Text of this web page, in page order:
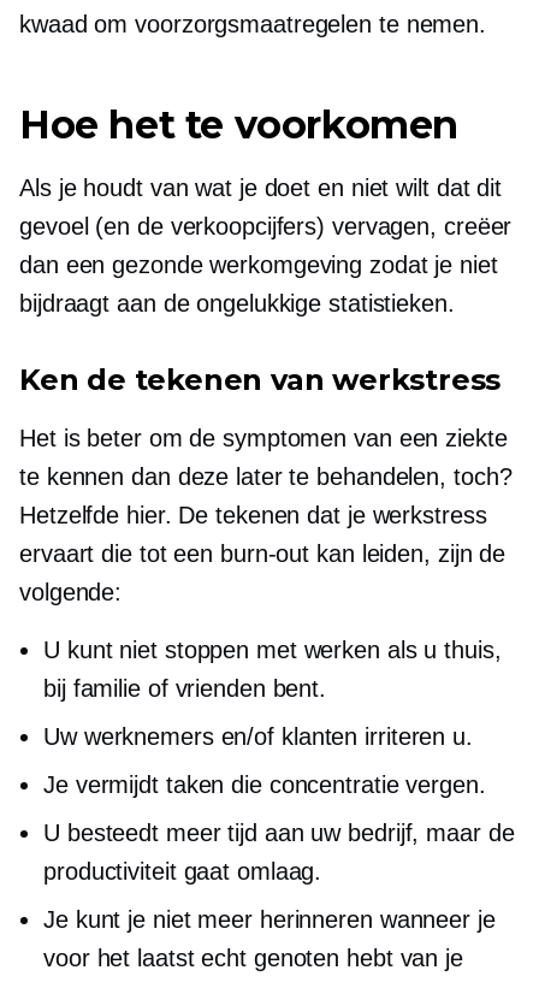
kwaad om voorzorgsmaatregelen te nemen.
Hoe het te voorkomen
Als je houdt van wat je doet en niet wilt dat dit
gevoel (en de verkoopcijfers) vervagen, creëer
dan een gezonde werkomgeving zodat je niet
bijdraagt ​​aan de ongelukkige statistieken.
Ken de tekenen van werkstress
Het is beter om de symptomen van een ziekte
te kennen dan deze later te behandelen, toch?
Hetzelfde hier. De tekenen dat je werkstress
ervaart die tot een burn-out kan leiden, zijn de
volgende:
U kunt niet stoppen met werken als u thuis,
bij familie of vrienden bent.
Uw werknemers en/of klanten irriteren u.
Je vermijdt taken die concentratie vergen.
U besteedt meer tijd aan uw bedrijf, maar de
productiviteit gaat omlaag.
Je kunt je niet meer herinneren wanneer je
voor het laatst echt genoten hebt van je